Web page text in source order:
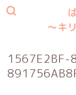
〜キ